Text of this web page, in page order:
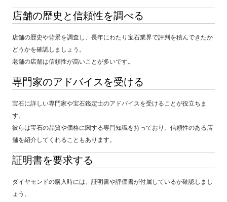
店舗の歴史と信頼性を調べる
店舗の歴史や背景を調査し、長年にわたり宝石業界で評判を積んできたか
どうかを確認しましょう。
老舗の店舗は信頼性が高いことが多いです。
専門家のアドバイスを受ける
宝石に詳しい専門家や宝石鑑定士のアドバイスを受けることが役立ちま
す。
彼らは宝石の品質や価格に関する専門知識を持っており、信頼性のある店
舗を紹介してくれることもあります。
証明書を要求する
ダイヤモンドの購入時には、証明書や評価書が付属しているか確認しまし
ょう。